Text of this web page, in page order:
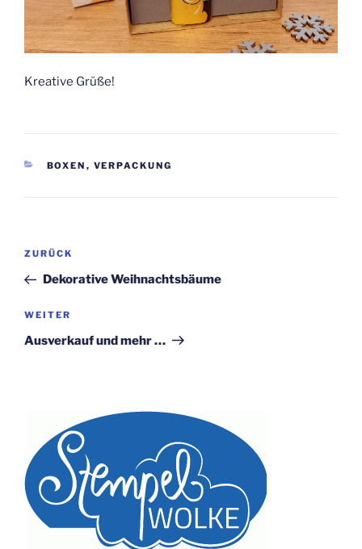
Kreative Grüße!
KATEGORIEN
BOXEN , VERPACKUNG
Beitragsnavigation
Vorheriger
Beitrag
ZURÜCK
Dekorative Weihnachtsbäume
Nächster
Beitrag
WEITER
Ausverkauf und mehr …